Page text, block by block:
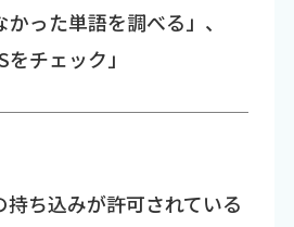
った単語を調べる」、
をチェック」
持ち込みが許可されている